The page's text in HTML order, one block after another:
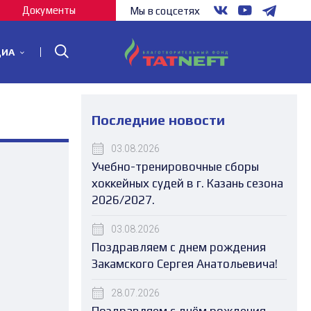
Документы Мы в соцсетях
Последние новости
03.08.2026
Учебно-тренировочные сборы
хоккейных судей в г. Казань сезона
2026/2027.
03.08.2026
Поздравляем с днем рождения
Закамского Сергея Анатольевича!
28.07.2026